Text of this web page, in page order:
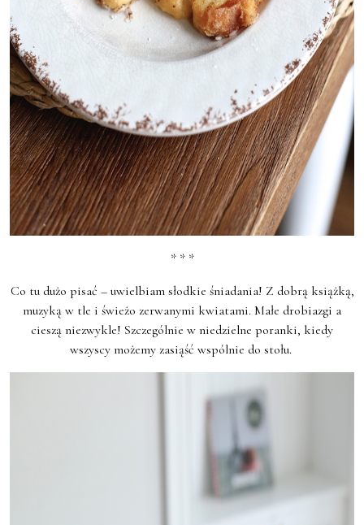
* * *
Co tu dużo pisać – uwielbiam słodkie śniadania! Z dobrą książką,
muzyką w tle i świeżo zerwanymi kwiatami. Małe drobiazgi a
cieszą niezwykle! Szczególnie w niedzielne poranki, kiedy
wszyscy możemy zasiąść wspólnie do stołu.